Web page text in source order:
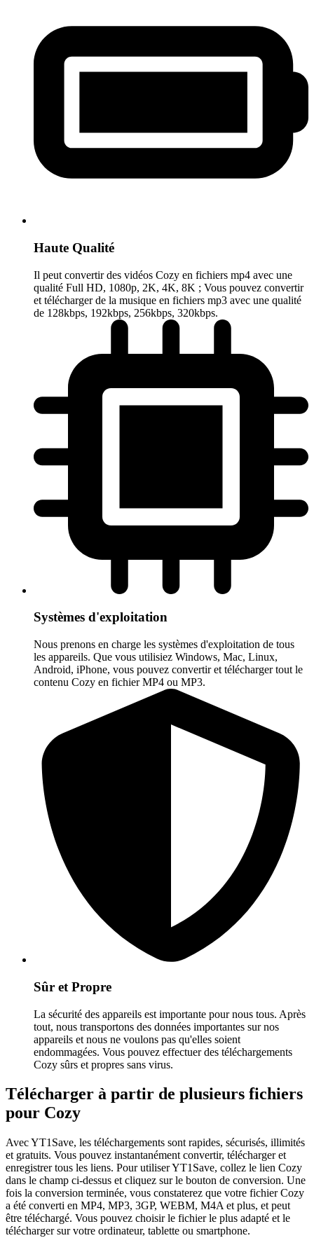
Haute Qualité
Il peut convertir des vidéos Cozy en fichiers mp4 avec une
qualité Full HD, 1080p, 2K, 4K, 8K ; Vous pouvez convertir
et télécharger de la musique en fichiers mp3 avec une qualité
de 128kbps, 192kbps, 256kbps, 320kbps.
Systèmes d'exploitation
Nous prenons en charge les systèmes d'exploitation de tous
les appareils. Que vous utilisiez Windows, Mac, Linux,
Android, iPhone, vous pouvez convertir et télécharger tout le
contenu Cozy en fichier MP4 ou MP3.
Sûr et Propre
La sécurité des appareils est importante pour nous tous. Après
tout, nous transportons des données importantes sur nos
appareils et nous ne voulons pas qu'elles soient
endommagées. Vous pouvez effectuer des téléchargements
Cozy sûrs et propres sans virus.
Télécharger à partir de plusieurs fichiers
pour Cozy
Avec YT1Save, les téléchargements sont rapides, sécurisés, illimités
et gratuits. Vous pouvez instantanément convertir, télécharger et
enregistrer tous les liens. Pour utiliser YT1Save, collez le lien Cozy
dans le champ ci-dessus et cliquez sur le bouton de conversion. Une
fois la conversion terminée, vous constaterez que votre fichier Cozy
a été converti en MP4, MP3, 3GP, WEBM, M4A et plus, et peut
être téléchargé. Vous pouvez choisir le fichier le plus adapté et le
télécharger sur votre ordinateur, tablette ou smartphone.